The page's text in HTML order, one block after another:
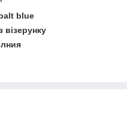
blue
візерунку